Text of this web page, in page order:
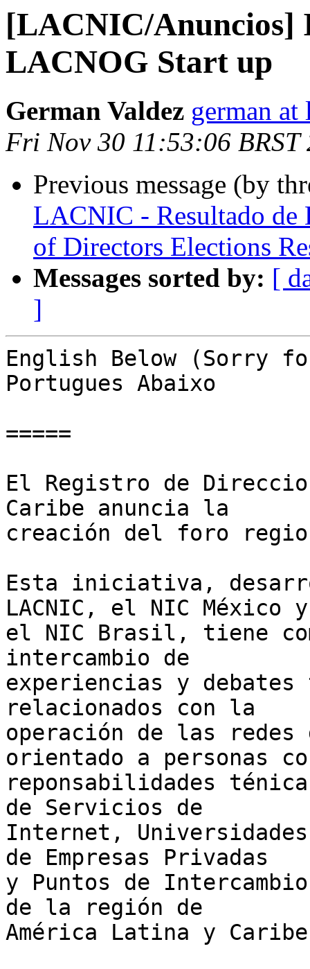
[LACNIC/Anuncios]
LACNOG Start up
German Valdez german at
Fri Nov 30 11:53:06 BRST
Previous message (by
LACNIC - Resultado de
of Directors Elections
Messages sorted by: [
]
English Below (Sorry
Portugues Abaixo
=====
El Registro de
Caribe anuncia la
creación del foro
Esta iniciativa,
LACNIC, el NIC
el NIC Brasil, tiene
intercambio de
experiencias y debates
relacionados con la
operación de las
orientado a personas
reponsabilidades
de Servicios de
Internet, Universidades
de Empresas Privadas
y Puntos de
de la región de
América Latina y